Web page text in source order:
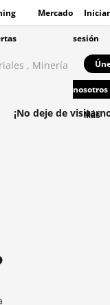
Mercado Iniciar
sesión
nosotros
Más
, Minería
¡No deje de